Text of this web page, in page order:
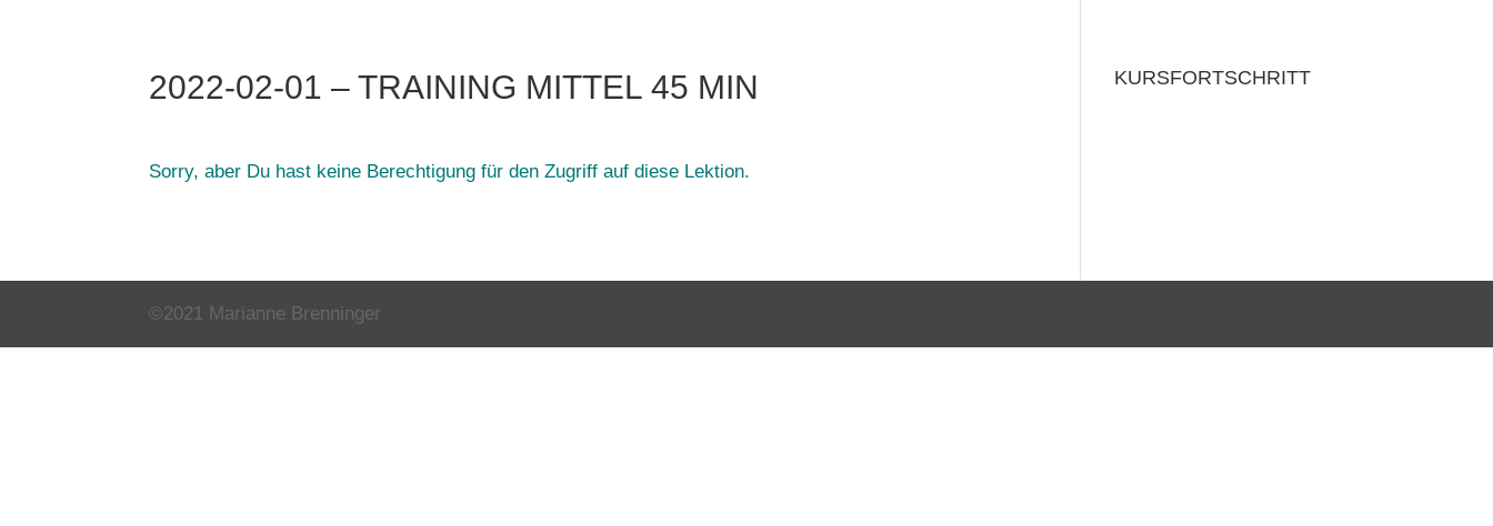
2022-02-01 – TRAINING MITTEL 45 MIN
Sorry, aber Du hast keine Berechtigung für den Zugriff auf diese Lektion.
KURSFORTSCHRITT
©2021 Marianne Brenninger